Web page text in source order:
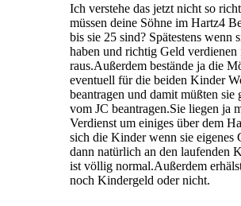
Ich verstehe das jetzt nicht so
müssen deine Söhne im Hartz4
bis sie 25 sind? Spätestens wenn
haben und richtig Geld verdienen
raus.Außerdem bestände ja die
eventuell für die beiden Kinder
beantragen und damit müßten sie
vom JC beantragen.Sie liegen ja
Verdienst um einiges über dem
sich die Kinder wenn sie eigenes
dann natürlich an den laufenden
ist völlig normal.Außerdem
noch Kindergeld oder nicht.